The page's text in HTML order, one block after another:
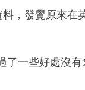
，發覺原來在
了一些好處沒